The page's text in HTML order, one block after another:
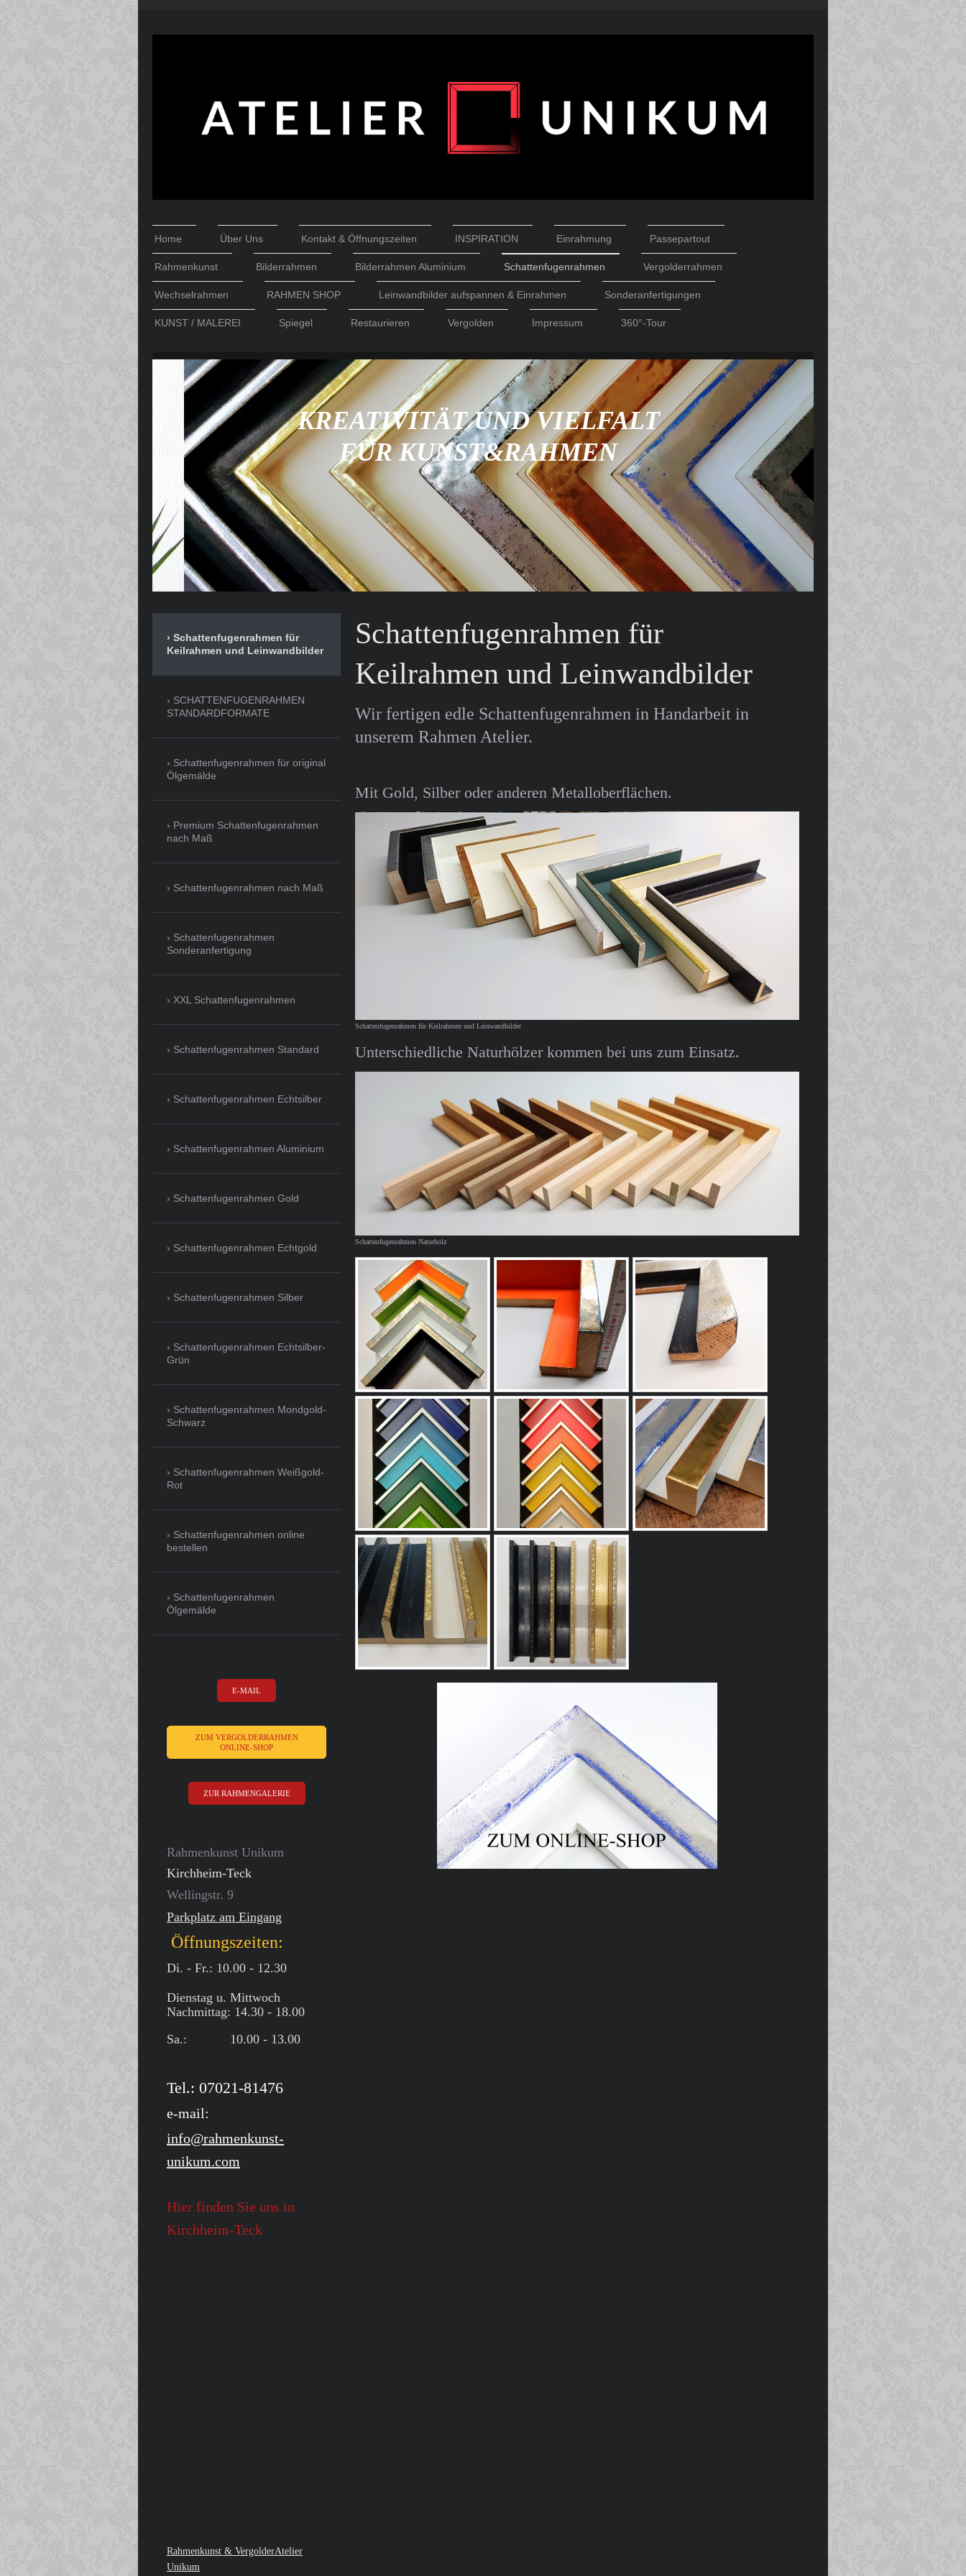
Home Über Uns Kontakt & Öffnungszeiten INSPIRATION Einrahmung Passepartout
Rahmenkunst Bilderrahmen Bilderrahmen Aluminium Schattenfugenrahmen Vergolderrahmen
Wechselrahmen RAHMEN SHOP Leinwandbilder aufspannen & Einrahmen Sonderanfertigungen
KUNST / MALEREI Spiegel Restaurieren Vergolden Impressum 360°-Tour
KREATIVITÄT UND VIELFALT
FÜR KUNST&RAHMEN
Schattenfugenrahmen für
Keilrahmen und Leinwandbilder
Wir fertigen edle Schattenfugenrahmen in Handarbeit in
unserem Rahmen Atelier.
Mit Gold, Silber oder anderen Metalloberflächen.
Schattenfugenrahmen für Keilrahmen und Leinwandbilder
Unterschiedliche Naturhölzer kommen bei uns zum Einsatz.
Schattenfugenrahmen Naturholz
Schattenfugenrahmen für
Keilrahmen und Leinwandbilder
SCHATTENFUGENRAHMEN
STANDARDFORMATE
Schattenfugenrahmen für original
Ölgemälde
Premium Schattenfugenrahmen
nach Maß
Schattenfugenrahmen nach Maß
Schattenfugenrahmen
Sonderanfertigung
XXL Schattenfugenrahmen
Schattenfugenrahmen Standard
Schattenfugenrahmen Echtsilber
Schattenfugenrahmen Aluminium
Schattenfugenrahmen Gold
Schattenfugenrahmen Echtgold
Schattenfugenrahmen Silber
Schattenfugenrahmen Echtsilber-
Grün
Schattenfugenrahmen Mondgold-
Schwarz
Schattenfugenrahmen Weißgold-
Rot
Schattenfugenrahmen online
bestellen
Schattenfugenrahmen
Ölgemälde
E-MAIL
ZUM VERGOLDERRAHMEN
ONLINE-SHOP
ZUR RAHMENGALERIE
Rahmenkunst Unikum
Kirchheim-Teck
Wellingstr. 9
Parkplatz am Eingang
Öffnungszeiten:
Di. - Fr.: 10.00 - 12.30
Dienstag u. Mittwoch
Nachmittag: 14.30 - 18.00
Sa.: 10.00 - 13.00
Tel.: 07021-81476
e-mail:
info@rahmenkunst-
unikum.com
Hier finden Sie uns in
Kirchheim-Teck
Rahmenkunst & VergolderAtelier
Unikum